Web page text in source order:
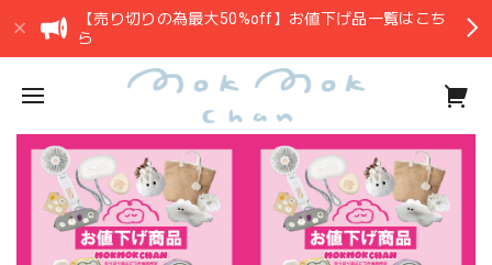
【売り切りの為最大50%off】お値下げ品一覧はこち
ら